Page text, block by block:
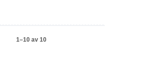
1–10 av 10